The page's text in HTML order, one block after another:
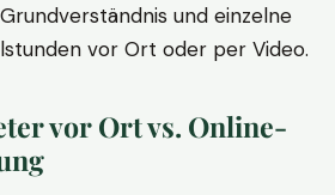
und einzelne
vor Ort oder per Video.
vor Ort vs. Online-